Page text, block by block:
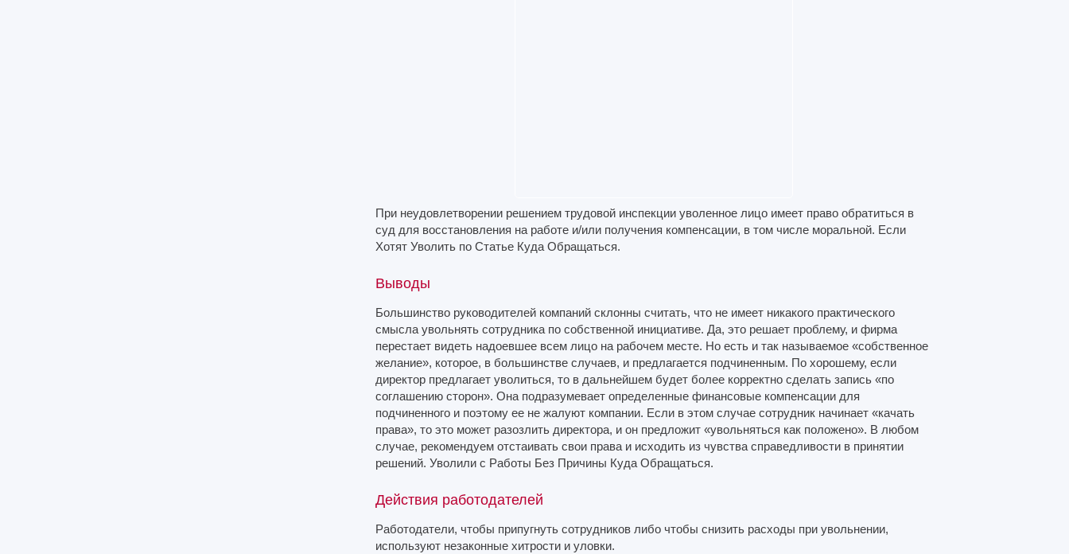
При неудовлетворении решением трудовой инспекции уволенное лицо имеет право обратиться в
суд для восстановления на работе и/или получения компенсации, в том числе моральной. Если
Хотят Уволить по Статье Куда Обращаться.
Выводы
Большинство руководителей компаний склонны считать, что не имеет никакого практического
смысла увольнять сотрудника по собственной инициативе. Да, это решает проблему, и фирма
перестает видеть надоевшее всем лицо на рабочем месте. Но есть и так называемое «собственное
желание», которое, в большинстве случаев, и предлагается подчиненным. По хорошему, если
директор предлагает уволиться, то в дальнейшем будет более корректно сделать запись «по
соглашению сторон». Она подразумевает определенные финансовые компенсации для
подчиненного и поэтому ее не жалуют компании. Если в этом случае сотрудник начинает «качать
права», то это может разозлить директора, и он предложит «увольняться как положено». В любом
случае, рекомендуем отстаивать свои права и исходить из чувства справедливости в принятии
решений. Уволили с Работы Без Причины Куда Обращаться.
Действия работодателей
Работодатели, чтобы припугнуть сотрудников либо чтобы снизить расходы при увольнении,
используют незаконные хитрости и уловки.